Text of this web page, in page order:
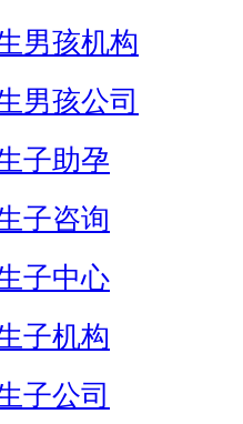
男孩机构
男孩公司
子助孕
子咨询
子中心
子机构
子公司